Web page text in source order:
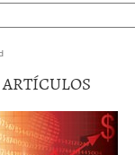
ARTÍCULOS